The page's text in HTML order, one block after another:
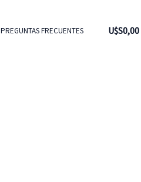
PREGUNTAS FRECUENTES U$S0,00